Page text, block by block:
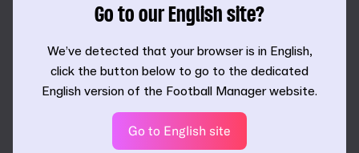
금까지 출시된 풋볼 매니저 중 가장 완벽한 작품이 될 것이
라는 생각으로 개발에 임하고 있습니다.
스튜디오에 추가 리소스를 투입하고 다양한 프로세스를 대
폭 개선한 덕분에, FM24의 주요 특징들은 전작들에 비해 일
리 기능 완성 (즉, 모든 기능 디자인이 개발, 아트 및 UI 팀에
의해 구현된 상태)이 이루어질 예정입니다. 그래서 새로운
Go to our English site?
We’ve detected that your browser is in English,
click the button below to go to the dedicated
English version of the Football Manager website.
Go to English site